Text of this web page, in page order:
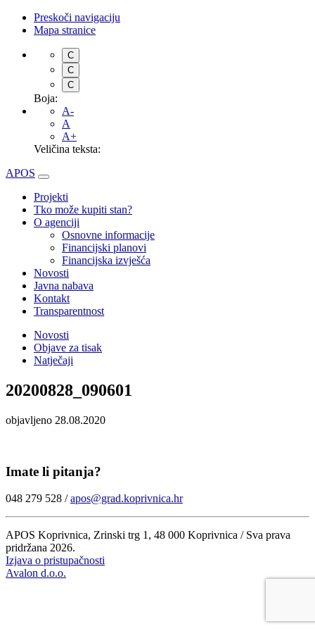
Preskoči navigaciju
Mapa stranice
C
C
C
Boja:
A-
A
A+
Veličina teksta:
APOS
Projekti
Tko može kupiti stan?
O agenciji
Osnovne informacije
Financijski planovi
Financijska izvješća
Novosti
Javna nabava
Kontakt
Transparentnost
Novosti
Objave za tisak
Natječaji
20200828_090601
objavljeno 28.08.2020
Imate li pitanja?
048 279 528 /apos@grad.koprivnica.hr
APOS Koprivnica, Zrinski trg 1, 48 000 Koprivnica / Sva prava
pridržana 2026.
Izjava o pristupačnosti
Avalon d.o.o.